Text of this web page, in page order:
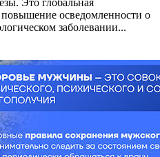
осведомленности о
заболевании...